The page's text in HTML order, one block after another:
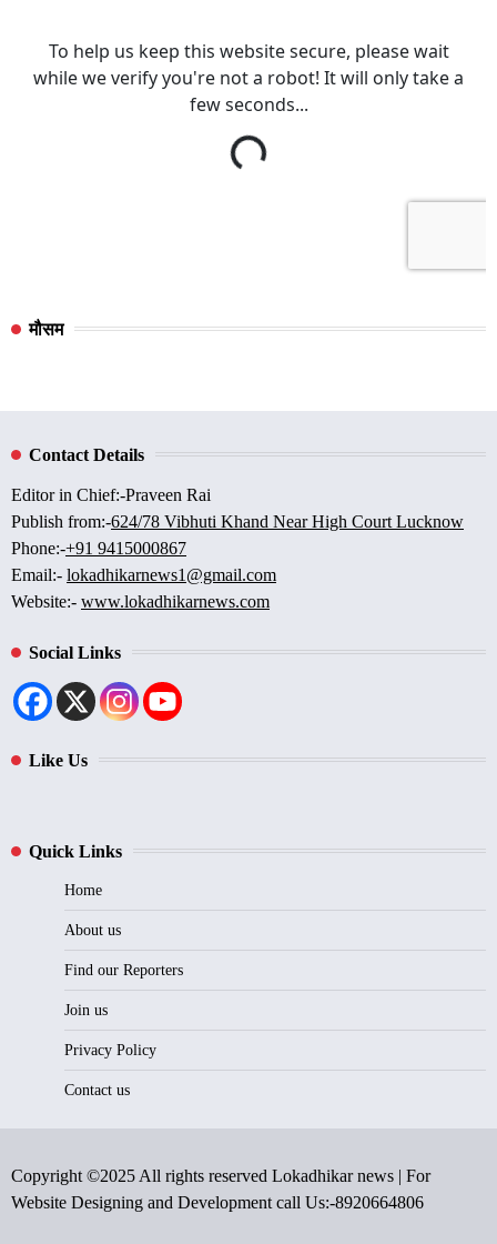
मौसम
Contact Details
Editor in Chief:-Praveen Rai
Publish from:-624/78 Vibhuti Khand Near High Court Lucknow
Phone:-+91 9415000867
Email:- lokadhikarnews1@gmail.com
Website:- www.lokadhikarnews.com
Social Links
Like Us
Quick Links
Home
About us
Find our Reporters
Join us
Privacy Policy
Contact us
Copyright ©2025 All rights reserved Lokadhikar news | For
Website Designing and Development call Us:-8920664806